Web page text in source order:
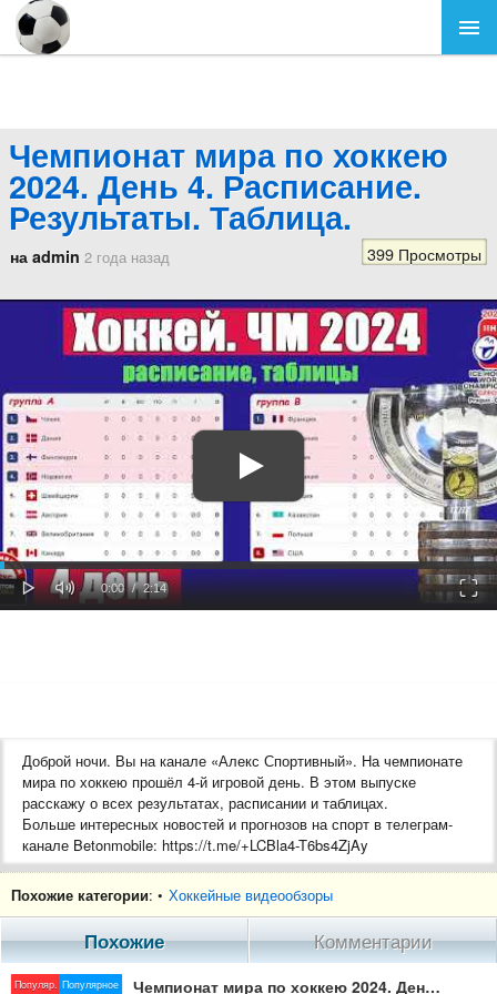
Чемпионат мира по хоккею
2024. День 4. Расписание.
Результаты. Таблица.
на admin 2 года назад 399 Просмотры
Play Mute
Current
0:00 / Duration
2:14
Доброй ночи. Вы на канале «Алекс Спортивный». На чемпионате
мира по хоккею прошёл 4-й игровой день. В этом выпуске
расскажу о всех результатах, расписании и таблицах.
Больше интересных новостей и прогнозов на спорт в телеграм-
канале Betonmobile: https://t.me/+LCBla4-T6bs4ZjAy
По поводу рекламы - https://t.me/alexsporty
(ЮMoney): https://yoomoney.ru/to/410016816116658
.
Похожие категории: • Хоккейные видеообзоры
Похожие Комментарии
Популяр. Популярное Чемпионат мира по хоккею 2024. День 5. Расписание. Результаты. Таблица.